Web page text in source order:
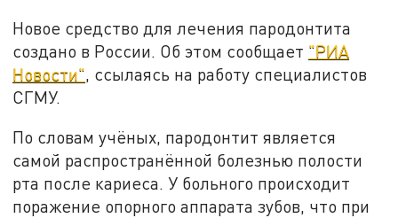
Новое средство для лечения пародонтита
создано в России. Об этом сообщает "РИА
Новости", ссылаясь на работу специалистов
СГМУ.
По словам учёных, пародонтит является
самой распространённой болезнью полости
рта после кариеса. У больного происходит
поражение опорного аппарата зубов, что при